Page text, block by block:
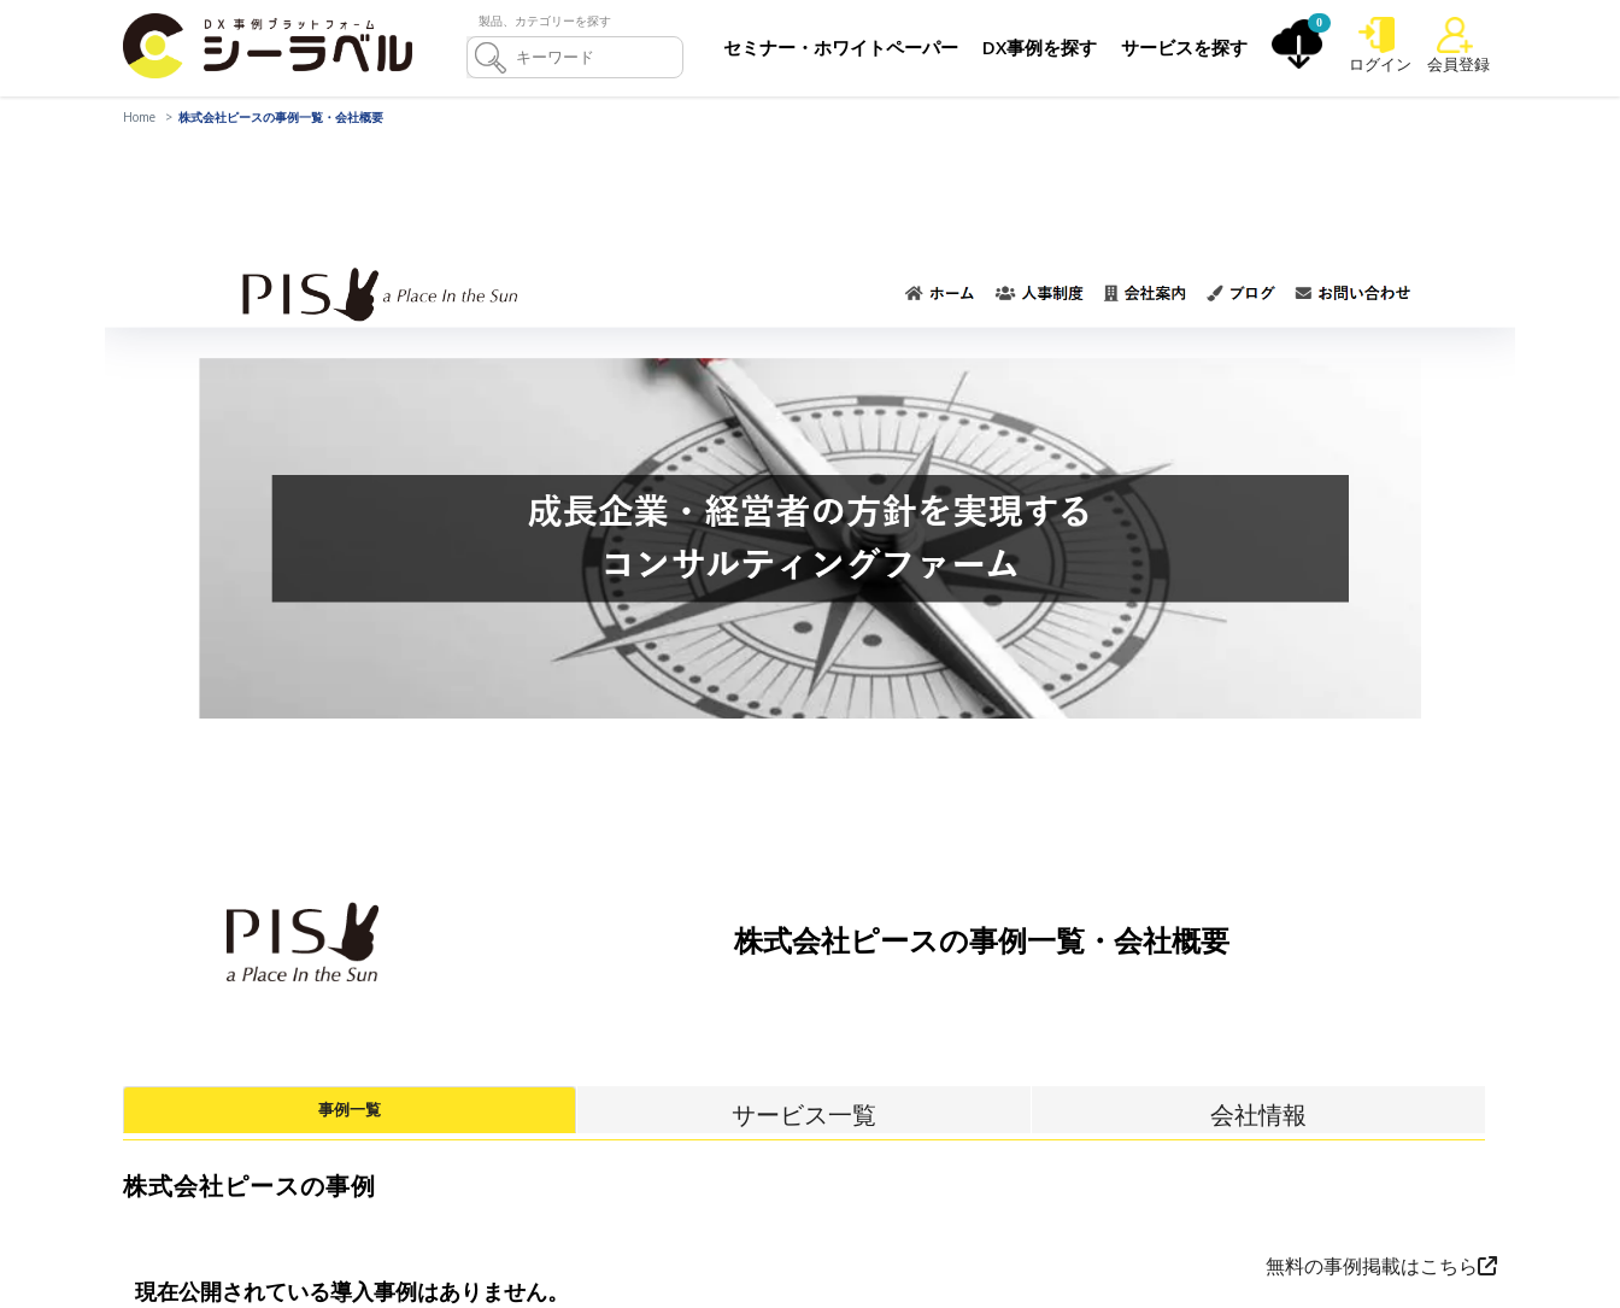
製品、カテゴリーを探す
セミナー・ホワイトペーパー DX事例を探す サービスを探す
0
ログイン 会員登録
Home 株式会社ピースの事例一覧・会社概要
株式会社ピースの事例一覧・会社概要
事例一覧 サービス一覧 会社情報
株式会社ピースの事例
無料の事例掲載はこちら
現在公開されている導入事例はありません。